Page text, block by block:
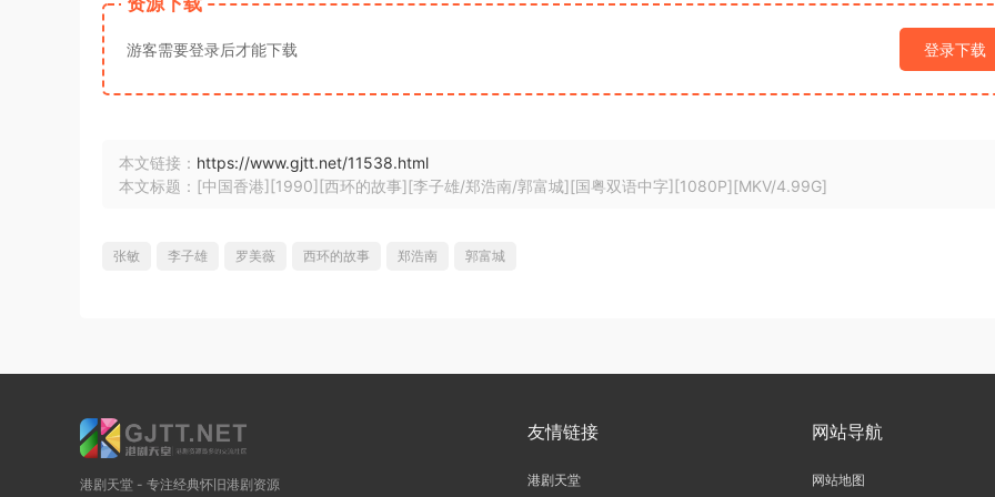
游客需要登录后才能下载 登录下载
本文链接： https://www.gjtt.net/11538.html
本文标题：[中国香港][1990][西环的故事][李子雄/郑浩南/郭富城][国粤双语中字][1080P][MKV/4.99G]
张敏 李子雄 罗美薇 西环的故事 郑浩南 郭富城
港剧天堂 - 专注经典怀旧港剧资源
友情链接
港剧天堂
网站导航
网站地图